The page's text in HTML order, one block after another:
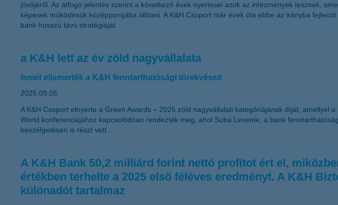
jövőjéről. Az átfogó jelentés szerint a következő évek nyertesei azok az intézmények lesznek,
képesek működésük középpontjába állítani. A K&H Csoport már évek óta ebbe az irányba
bank hosszú távú stratégiáját.
a K&H lett az év zöld nagyvállalata
ismét elismerték a K&H fenntarthatósági törekvéseit
2025.09.05.
A K&H Csoport elnyerte a Green Awards – 2025 zöld nagyvállalati kategóriájának díját,
World konferenciájához kapcsolódóan rendezték meg, ahol Suba Levente, a bank
beszélgetésen is részt vett.
A K&H Bank 50,2 milliárd forint nettó profitot ért el,
értékben terhelte a 2025 első féléves eredményt. A K&H
különadót tartalmaz